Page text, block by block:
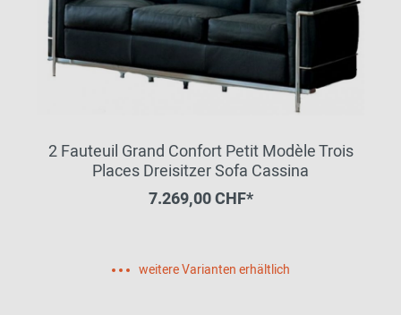
2 Fauteuil Grand Confort Petit Modèle Trois
Places Dreisitzer Sofa Cassina
7.269,00 CHF*
weitere Varianten erhältlich